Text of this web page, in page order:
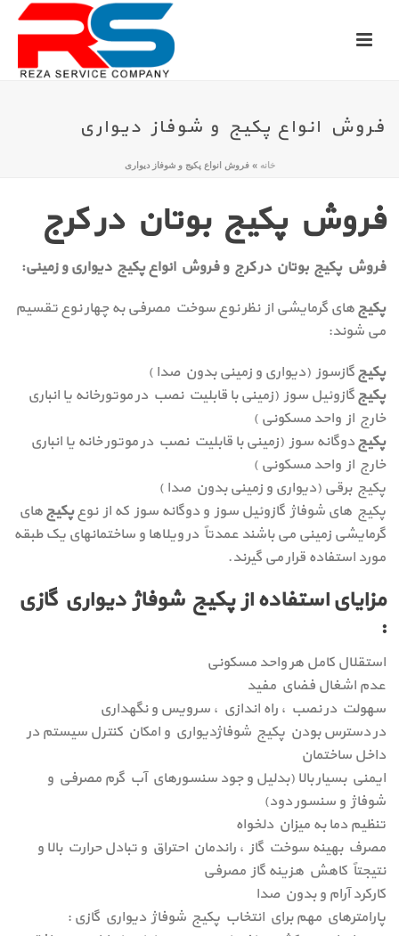
فروش انواع پکیج و شوفاز دیواری
خانه »فروش انواع پکیج و شوفاز دیواری
فروش پکیج بوتان در کرج
فروش پکیج بوتان در کرج و فروش انواع پکیج دیواری و زمینی:
پکیجهای گرمایشی از نظر نوع سوخت مصرفی به چهار نوع تقسیم
می شوند:
پکیجگازسوز (دیواری و زمینی بدون صدا )
پکیجگازوئیل سوز (زمینی با قابلیت نصب در موتورخانه یا انباری
خارج از واحد مسکونی )
پکیجدوگانه سوز (زمینی با قابلیت نصب در موتور خانه یا انباری
خارج از واحد مسکونی )
پکيج برقی (دیواری و زمینی بدون صدا )
پکيج های شوفاژ گازوئیل سوز و دوگانه سوز که از نوعپکیجهای
گرمایشی زمینی می باشند عمدتاً در ویلاها و ساختمانهای یک طبقه
مورد استفاده قرار می گیرند.
مزایای استفاده از پكيج شوفاژ ديواري گازی
:
استقلال كامل هر واحد مسكوني
عدم اشغال فضاي مفيد
سهولت در نصب ، راه اندازي ، سرويس و نگهداري
در دسترس بودن پكيج شوفاژديواري و امكان كنترل سيستم در
داخل ساختمان
ايمني بسيار بالا (بدلیل و جود سنسورهاي آب گرم مصرفي و
شوفاژ و سنسور دود)
تنظيم دما به ميزان دلخواه
مصرف بهينه سوخت گاز ، راندمان احتراق و تبادل حرارت بالا و
نتیجتاً کاهش هزینه گاز مصرفی
كاركرد آرام و بدون صدا
پارامترهاي مهم براي انتخاب پكيج شوفاژ ديواري گازی :